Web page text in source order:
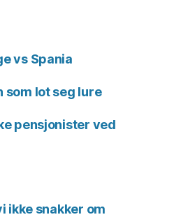
vs Spania
som lot seg lure
pensjonister ved
ikke snakker om